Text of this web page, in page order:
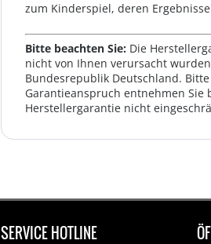
zum Kinderspiel, deren
Bitte beachten Sie: Die
nicht von Ihnen verursacht
Bundesrepublik Deutschland.
Garantieanspruch entnehmen Sie
Herstellergarantie nicht
SERVICE HOTLINE